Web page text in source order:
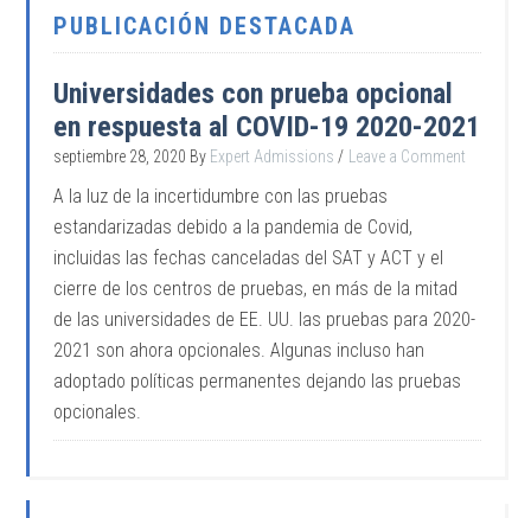
PUBLICACIÓN DESTACADA
Universidades con prueba opcional
en respuesta al COVID-19 2020-2021
septiembre 28, 2020 By Expert Admissions Leave a Comment
A la luz de la incertidumbre con las pruebas
estandarizadas debido a la pandemia de Covid,
incluidas las fechas canceladas del SAT y ACT y el
cierre de los centros de pruebas, en más de la mitad
de las universidades de EE. UU. las pruebas para 2020-
2021 son ahora opcionales. Algunas incluso han
adoptado políticas permanentes dejando las pruebas
opcionales.